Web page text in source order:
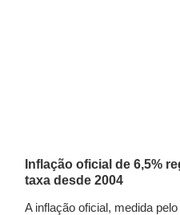
Inflação oficial de 6,5%
taxa desde 2004
A inflação oficial, medida